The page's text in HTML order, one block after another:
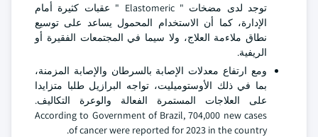
توجد لدى مضخات " Elastomeric " عقبات كثيرة أمام
الإدارة، كما أن الاستخدام المحمول يساعد على توسيع
نطاق ملاءمة العلاج، ولا سيما في المجتمعات الفقيرة أو
الريفية.
ومع ارتفاع معدلات الإصابة بالسرطان والإصابة المزمنة،
بما في ذلك الأوستوميليت، تواجه البرازيل طلبا متزايدا
على العلاجات المستمرة الفعالة والوعرة التكاليف.
According to Government of Brazil, 704,000 new cases
of cancer were reported for 2023 in the country.